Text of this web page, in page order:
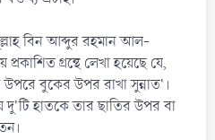
বিন আব্দুর রহমান আল-
গ্রন্থে লেখা হয়েছে যে,
বুকের উপর রাখা সুন্নাত'।
দু'টি হাতকে তার ছাতির উপর বা